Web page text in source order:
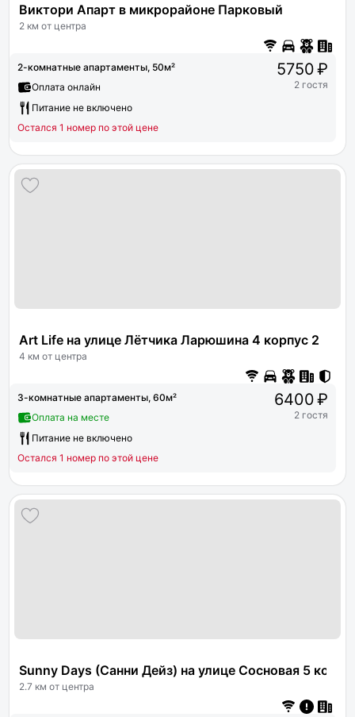
Виктори Апарт в микрорайоне Парковый
2 км от центра
2-комнатные апартаменты, 50м²
Оплата онлайн
Питание не включено
Остался 1 номер по этой цене
5750 ₽
2 гостя
Art Life на улице Лётчика Ларюшина 4 корпус 2
4 км от центра
3-комнатные апартаменты, 60м²
Оплата на месте
Питание не включено
Остался 1 номер по этой цене
6400 ₽
2 гостя
Sunny Days (Санни Дейз) на улице Сосновая 5
2.7 км от центра